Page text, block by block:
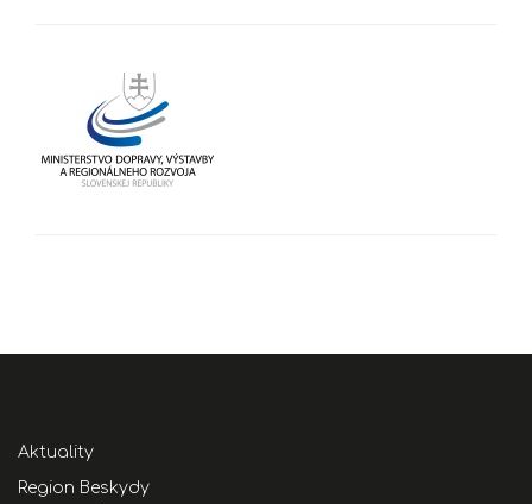
Aktuality
Region Beskydy